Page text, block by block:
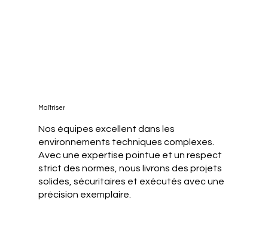
Nos équipes excellent dans les
environnements techniques complexes.
Avec une expertise pointue et un respect
strict des normes, nous livrons des projets
solides, sécuritaires et exécutés avec une
précision exemplaire.
Maîtriser